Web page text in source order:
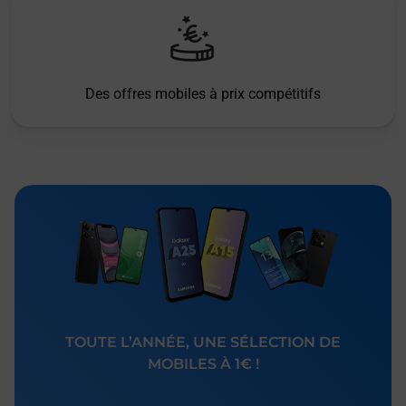
Des offres mobiles à prix compétitifs
TOUTE L’ANNÉE, UNE SÉLECTION DE
MOBILES À 1€ !